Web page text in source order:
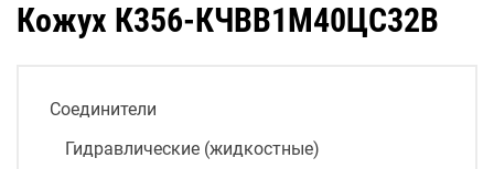
Кожух К356-КЧВВ1М40ЦС32В
Соединители
Гидравлические (жидкостные)